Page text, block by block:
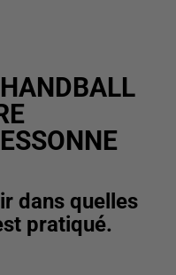
dans quelles
pratiqué.